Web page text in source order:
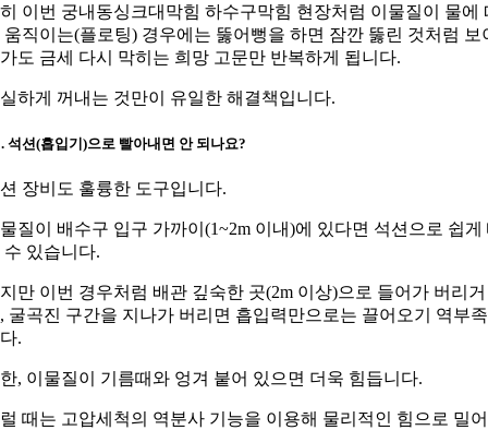
이번 궁내동싱크대막힘 하수구막힘 현장처럼 이물질이 물에
움직이는(플로팅) 경우에는 뚫어뻥을 하면 잠깐 뚫린 것처럼 보
도 금세 다시 막히는 희망 고문만 반복하게 됩니다.
하게 꺼내는 것만이 유일한 해결책입니다.
석션(흡입기)으로 빨아내면 안 되나요?
장비도 훌륭한 도구입니다.
질이 배수구 입구 가까이(1~2m 이내)에 있다면 석션으로 쉽게
수 있습니다.
만 이번 경우처럼 배관 깊숙한 곳(2m 이상)으로 들어가 버리거
굴곡진 구간을 지나가 버리면 흡입력만으로는 끌어오기 역부
.
, 이물질이 기름때와 엉겨 붙어 있으면 더욱 힘듭니다.
때는 고압세척의 역분사 기능을 이용해 물리적인 힘으로 밀